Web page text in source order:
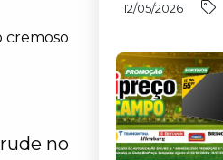
cremoso
no
12/05/2026